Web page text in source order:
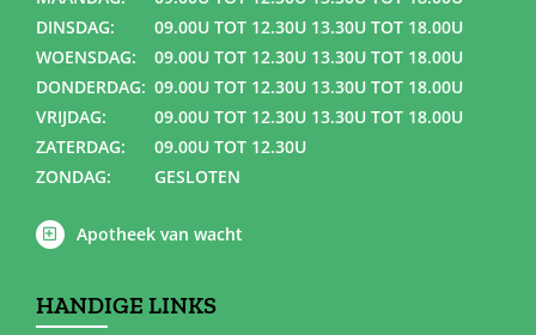
DINSDAG:
09.00U TOT 12.30U 13.30U TOT 18.00U
WOENSDAG:
09.00U TOT 12.30U 13.30U TOT 18.00U
DONDERDAG: 09.00U TOT 12.30U 13.30U TOT 18.00U
VRIJDAG:
09.00U TOT 12.30U 13.30U TOT 18.00U
ZATERDAG:
09.00U TOT 12.30U
ZONDAG:
GESLOTEN
Apotheek van wacht
HANDIGE LINKS